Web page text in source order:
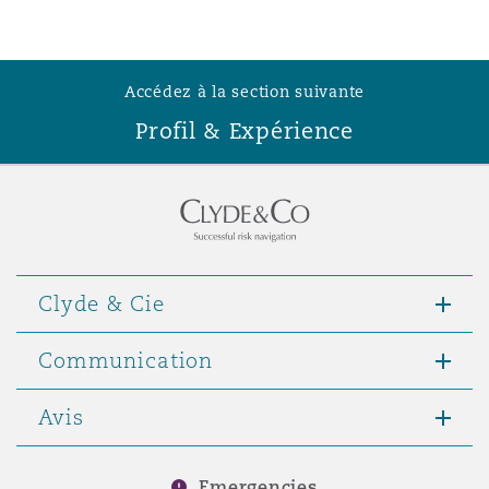
Accédez à la section suivante
Profil & Expérience
Clyde & Cie
Communication
Avis